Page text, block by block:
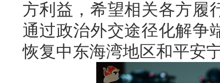
方利益，希望相关各方履
通过政治外交途径化解争
恢复中东海湾地区和平安